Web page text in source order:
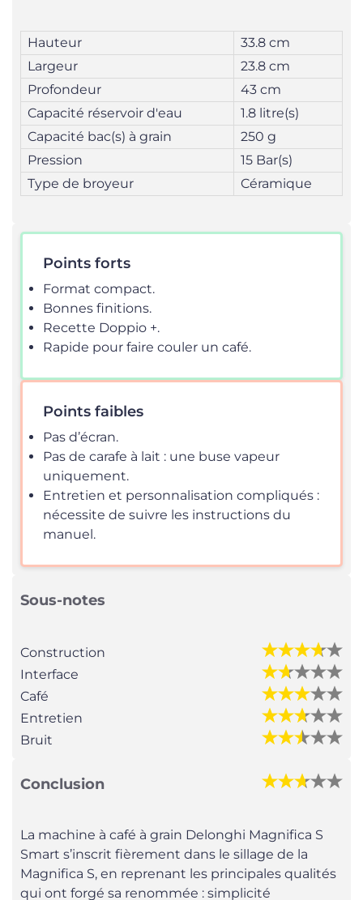
Hauteur
33.8 cm
Largeur
23.8 cm
Profondeur
43 cm
Capacité réservoir d'eau
1.8 litre(s)
Capacité bac(s) à grain
250 g
Pression
15 Bar(s)
Type de broyeur
Céramique
Points forts
Format compact.
Bonnes finitions.
Recette Doppio +.
Rapide pour faire couler un café.
Points faibles
Pas d’écran.
Pas de carafe à lait : une buse vapeur
uniquement.
Entretien et personnalisation compliqués :
nécessite de suivre les instructions du
manuel.
Sous-notes
Construction
Interface
Café
Entretien
Bruit
Conclusion
La machine à café à grain Delonghi Magnifica S
Smart s’inscrit fièrement dans le sillage de la
Magnifica S, en reprenant les principales qualités
qui ont forgé sa renommée : simplicité